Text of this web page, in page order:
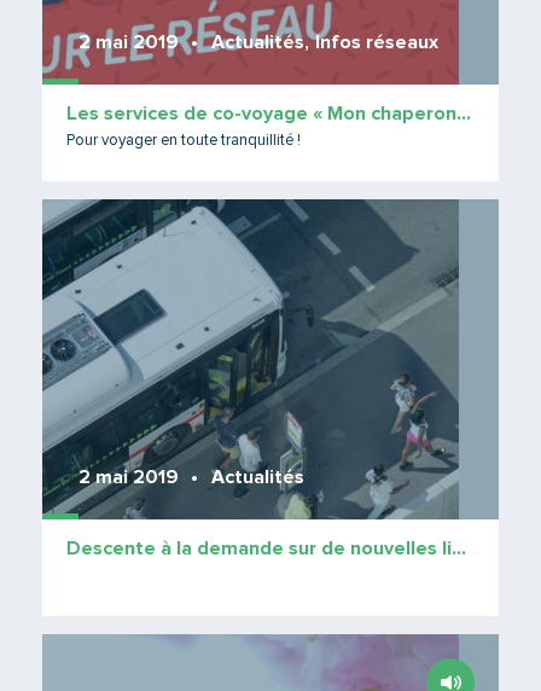
2 mai 2019 Actualités, Infos réseaux
Les services de co-voyage « Mon chaperon » et « Faciligo »
Pour voyager en toute tranquillité !
2 mai 2019 Actualités
Descente à la demande sur de nouvelles lignes